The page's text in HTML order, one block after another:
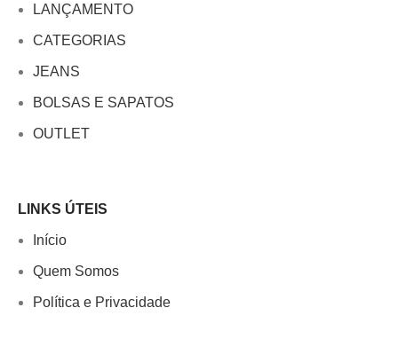
LANÇAMENTO
CATEGORIAS
JEANS
BOLSAS E SAPATOS
OUTLET
LINKS ÚTEIS
Início
Quem Somos
Política e Privacidade